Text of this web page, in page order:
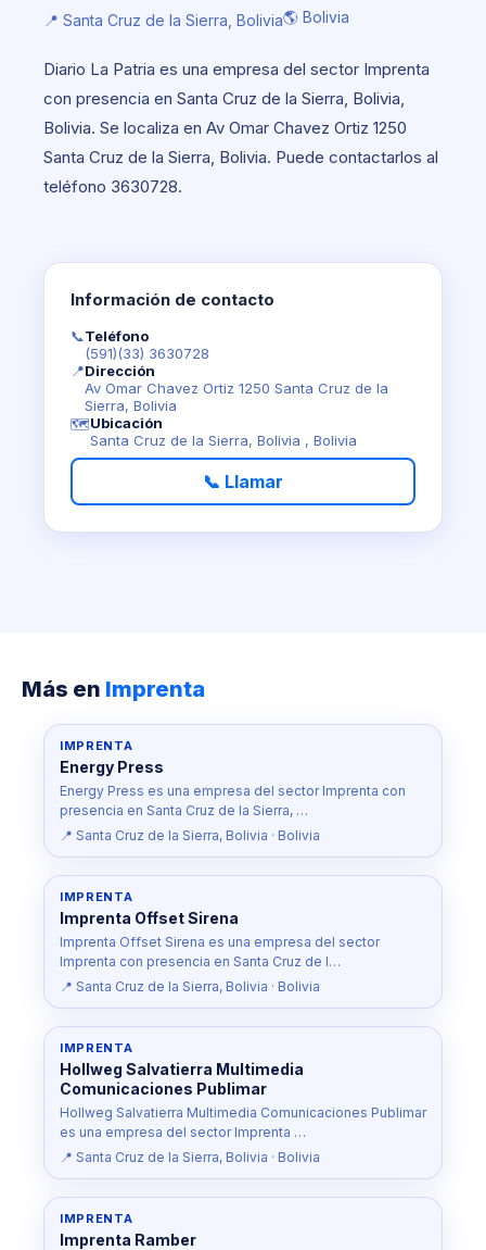
📍 Santa Cruz de la Sierra, Bolivia🌎 Bolivia
Diario La Patria es una empresa del sector Imprenta
con presencia en Santa Cruz de la Sierra, Bolivia,
Bolivia. Se localiza en Av Omar Chavez Ortiz 1250
Santa Cruz de la Sierra, Bolivia. Puede contactarlos al
teléfono 3630728.
Información de contacto
📞Teléfono
(591)(33) 3630728
📍Dirección
Av Omar Chavez Ortiz 1250 Santa Cruz de la
Sierra, Bolivia
🗺️Ubicación
Santa Cruz de la Sierra, Bolivia , Bolivia
📞 Llamar
Más en Imprenta
IMPRENTA
Energy Press
Energy Press es una empresa del sector Imprenta con
presencia en Santa Cruz de la Sierra, …
📍 Santa Cruz de la Sierra, Bolivia · Bolivia
IMPRENTA
Imprenta Offset Sirena
Imprenta Offset Sirena es una empresa del sector
Imprenta con presencia en Santa Cruz de l…
📍 Santa Cruz de la Sierra, Bolivia · Bolivia
IMPRENTA
Hollweg Salvatierra Multimedia
Comunicaciones Publimar
Hollweg Salvatierra Multimedia Comunicaciones Publimar
es una empresa del sector Imprenta …
📍 Santa Cruz de la Sierra, Bolivia · Bolivia
IMPRENTA
Imprenta Ramber